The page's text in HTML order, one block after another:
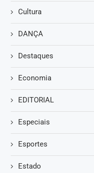
Cultura
DANÇA
Destaques
Economia
EDITORIAL
Especiais
Esportes
Estado